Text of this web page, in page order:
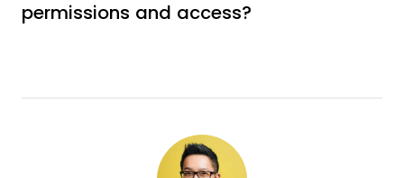
permissions and access?